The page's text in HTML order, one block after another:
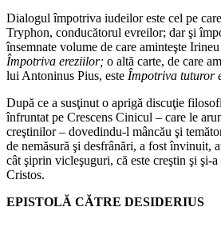
Dialogul împotriva iudeilor este cel pe
Tryphon, conducătorul evreilor; dar şi
însemnate volume de care aminteşte
Împotriva ereziilor; o altă carte, de care
lui Antoninus Pius, este Împotriva tuturor
După ce a susţinut o aprigă discuţie
înfruntat pe Crescens Cinicul – care le
creştinilor – dovedindu-l mâncău şi
de nemăsură şi desfrânări, a fost învinuit,
cât şiprin vicleşuguri, că este creştin şi şi-a
Cristos.
EPISTOLĂ CĂTRE DESIDERIUS